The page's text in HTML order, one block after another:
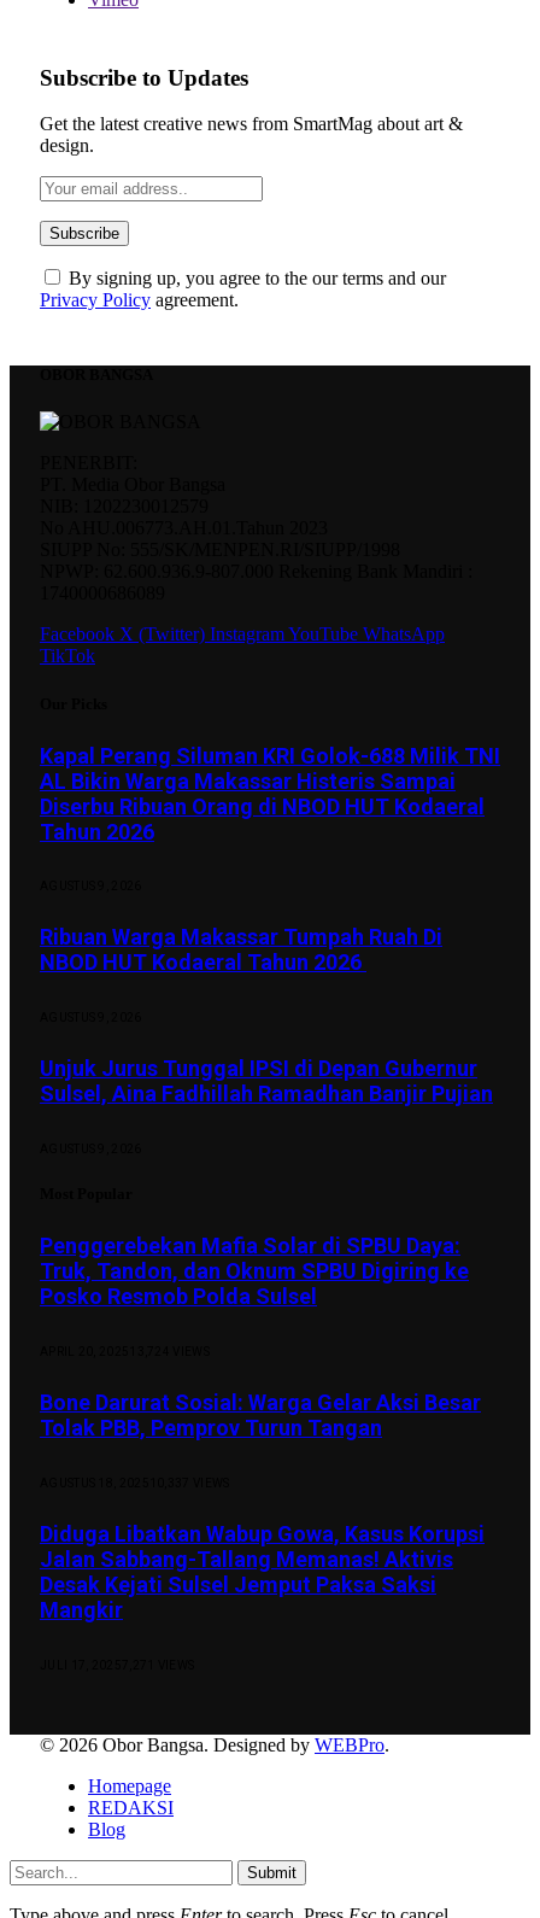
Subscribe to Updates
Get the latest creative news from SmartMag about art &
design.
By signing up, you agree to the our terms and our
Privacy Policy agreement.
Facebook X (Twitter) InstagramYouTube WhatsApp
TikTok
Kapal Perang Siluman KRI Golok-688 Milik TNI
AL Bikin Warga Makassar Histeris Sampai
Diserbu Ribuan Orang di NBOD HUT Kodaeral
Tahun 2026
Ribuan Warga Makassar Tumpah Ruah Di
NBOD HUT Kodaeral Tahun 2026
Unjuk Jurus Tunggal IPSI di Depan Gubernur
Sulsel, Aina Fadhillah Ramadhan Banjir Pujian
Penggerebekan Mafia Solar di SPBU Daya:
Truk, Tandon, dan Oknum SPBU Digiring ke
Posko Resmob Polda Sulsel
Bone Darurat Sosial: Warga Gelar Aksi Besar
Tolak PBB, Pemprov Turun Tangan
Diduga Libatkan Wabup Gowa, Kasus Korupsi
Jalan Sabbang-Tallang Memanas! Aktivis
Desak Kejati Sulsel Jemput Paksa Saksi
Mangkir
© 2026 Obor Bangsa. Designed by WEBPro.
Homepage
REDAKSI
Blog
Submit